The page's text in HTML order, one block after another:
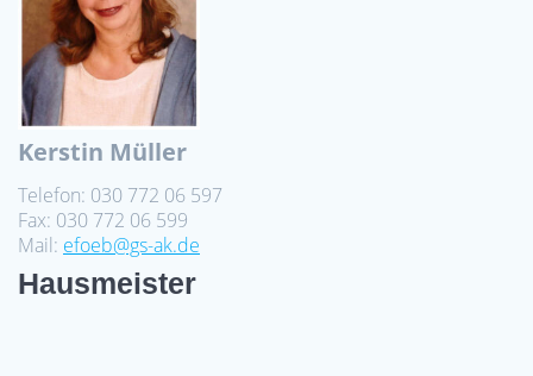
Kerstin Müller
Telefon: 030 772 06 597
Fax: 030 772 06 599
Mail: efoeb@gs-ak.de
Hausmeister